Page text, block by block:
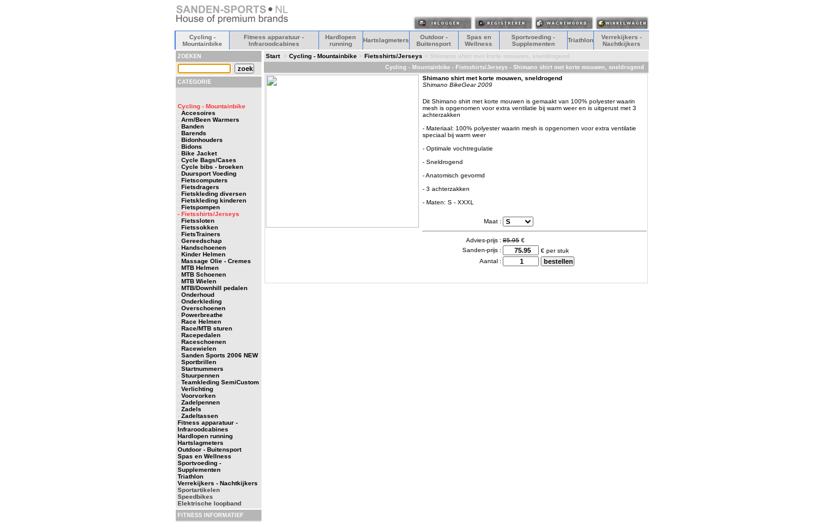
Cycling -
Mountainbike
Fitness apparatuur -
Infraroodcabines
Hardlopen
running
Hartslagmeters
Outdoor -
Buitensport
Spas en
Wellness
Sportvoeding -
Supplementen
Triathlon
Verrekijkers -
Nachtkijkers
ZOEKEN
CATEGORIE
Cycling - Mountainbike
- Accesoires
- Arm/Been Warmers
- Banden
- Barends
- Bidonhouders
- Bidons
- Bike Jacket
- Cycle Bags/Cases
- Cycle bibs - broeken
- Duursport Voeding
- Fietscomputers
- Fietsdragers
- Fietskleding diversen
- Fietskleding kinderen
- Fietspompen
- Fietsshirts/Jerseys
- Fietssloten
- Fietssokken
- FietsTrainers
- Gereedschap
- Handschoenen
- Kinder Helmen
- Massage Olie - Cremes
- MTB Helmen
- MTB Schoenen
- MTB Wielen
- MTB/Downhill pedalen
- Onderhoud
- Onderkleding
- Overschoenen
- Powerbreathe
- Race Helmen
- Race/MTB sturen
- Racepedalen
- Raceschoenen
- Racewielen
- Sanden Sports 2006 NEW
- Sportbrillen
- Startnummers
- Stuurpennen
- Teamkleding SemiCustom
- Verlichting
- Voorvorken
- Zadelpennen
- Zadels
- Zadeltassen
Fitness apparatuur -
Infraroodcabines
Hardlopen running
Hartslagmeters
Outdoor - Buitensport
Spas en Wellness
Sportvoeding -
Supplementen
Triathlon
Verrekijkers - Nachtkijkers
Sportartikelen
Speedbikes
Elektrische loopband
FITNESS INFORMATIEF
Start> Cycling - Mountainbike > Fietsshirts/Jerseys > Shimano shirt met korte mouwen, sneldrogend
Cycling - Mountainbike - Fietsshirts/Jerseys - Shimano shirt met korte mouwen, sneldrogend
Shimano shirt met korte mouwen, sneldrogend
Shimano BikeGear 2009
Dit Shimano shirt met korte mouwen is gemaakt van 100% polyester waarin
mesh is opgenomen voor extra ventilatie bij warm weer en is uitgerust met 3
achterzakken
- Materiaal: 100% polyester waarin mesh is opgenomen voor extra ventilatie
speciaal bij warm weer
- Optimale vochtregulatie
- Sneldrogend
- Anatomisch gevormd
- 3 achterzakken
- Maten: S - XXXL
Maat :
Advies-prijs : 85.95 €
Sanden-prijs :
€ per stuk
Aantal :